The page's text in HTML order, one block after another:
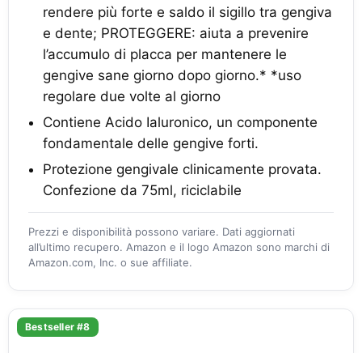
rendere più forte e saldo il sigillo tra gengiva
e dente; PROTEGGERE: aiuta a prevenire
l’accumulo di placca per mantenere le
gengive sane giorno dopo giorno.* *uso
regolare due volte al giorno
Contiene Acido Ialuronico, un componente
fondamentale delle gengive forti.
Protezione gengivale clinicamente provata.
Confezione da 75ml, riciclabile
Prezzi e disponibilità possono variare. Dati aggiornati
all’ultimo recupero. Amazon e il logo Amazon sono marchi di
Amazon.com, Inc. o sue affiliate.
Bestseller #8